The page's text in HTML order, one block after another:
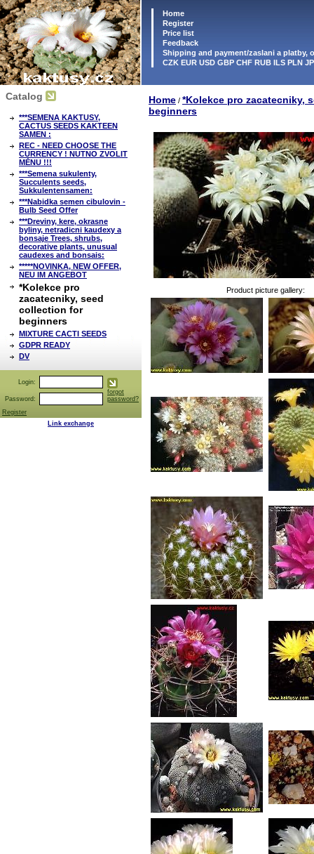
Home
Register
Price list
Feedback
Shipping and payment/zaslani a platby,
CZK EUR USD GBP CHF RUB ILS PLN
Catalog
***SEMENA KAKTUSY,
CACTUS SEEDS KAKTEEN
SAMEN :
REC - NEED CHOOSE THE
CURRENCY ! NUTNO ZVOLIT
MĚNU !!!
***Semena sukulenty,
Succulents seeds,
Sukkulentensamen:
***Nabidka semen cibulovin -
Bulb Seed Offer
***Dreviny, kere, okrasne
byliny, netradicni kaudexy a
bonsaje Trees, shrubs,
decorative plants, unusual
caudexes and bonsais:
*****NOVINKA, NEW OFFER,
NEU IM ANGEBOT
*Kolekce pro
zacatecniky, seed
collection for
beginners
MIXTURE CACTI SEEDS
GDPR READY
DV
Login:
Password:
forgot
password?
Register
Link exchange
Home / *Kolekce pro zacatecniky,
beginners
Product picture gallery: